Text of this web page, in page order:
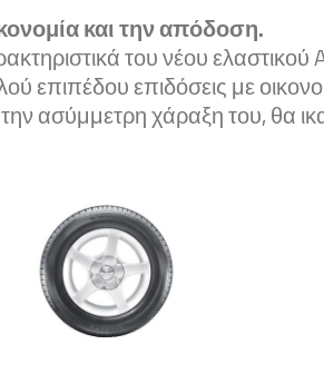
και την απόδοση.
του νέου
επιπέδου επιδόσεις με
ασύμμετρη χάραξη του, θα